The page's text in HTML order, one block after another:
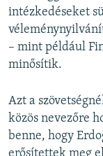
intézkedéseket
– mint például
minősítik.
Azt a
közös nevezőre
benne, hogy